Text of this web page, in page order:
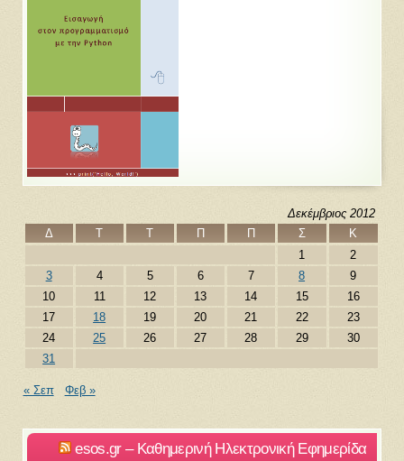
Δεκέμβριος 2012
Δ
Τ Τ Π Π Σ
Κ
1
2
3
4 5 6 7 8
9
10
11 12 13 14 15
16
17
18 19 20 21 22
23
24
25 26 27 28 29
30
31
« Σεπ Φεβ »
esos.gr – Καθημερινή Ηλεκτρονική Εφημερίδα